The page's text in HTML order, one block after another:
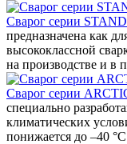
Сварог серии
предназначена как
высококлассной
на производстве и в
Сварог серии
специально
климатических
понижается до –40